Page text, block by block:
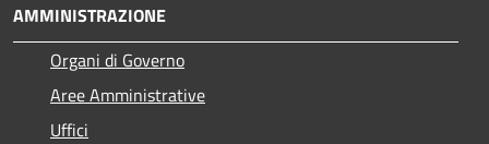
AMMINISTRAZIONE
Organi di Governo
Aree Amministrative
Uffici